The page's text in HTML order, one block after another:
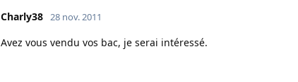
Charly38 28 nov. 2011
Avez vous vendu vos bac, je serai intéressé.